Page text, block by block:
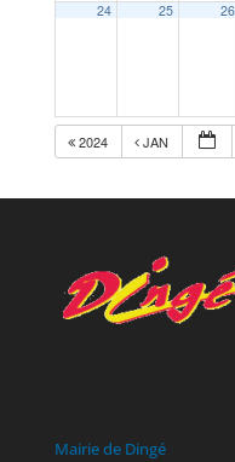
24 25 26
2024 JAN
Mairie de Dingé